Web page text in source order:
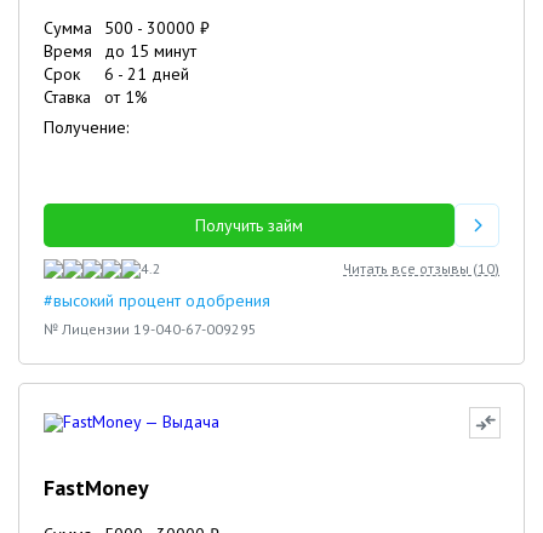
Сумма 500 - 30000 ₽
Время
до 15 минут
Срок
6 - 21 дней
Ставка
от 1%
Получение:
Получить займ
4.2 Читать все отзывы (10)
#высокий процент одобрения
№ Лицензии 19-040-67-009295
FastMoney